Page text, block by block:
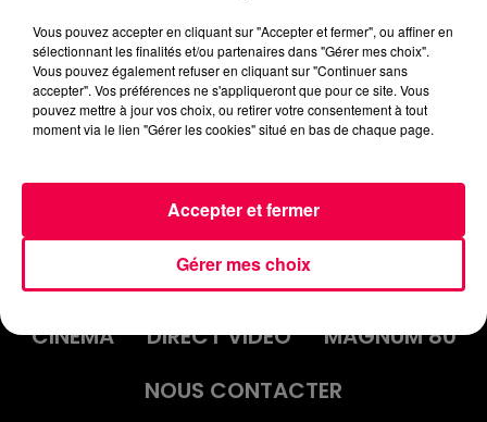
INFOS
AGENDA
JEUX
PODCASTS
CINÉMA
DIRECT VIDÉO
MAGNUM 80
NOUS CONTACTER
Vous pouvez accepter en cliquant sur "Accepter et fermer", ou affiner en
sélectionnant les finalités et/ou partenaires dans "Gérer mes choix".
Vous pouvez également refuser en cliquant sur "Continuer sans
accepter". Vos préférences ne s'appliqueront que pour ce site. Vous
pouvez mettre à jour vos choix, ou retirer votre consentement à tout
moment via le lien "Gérer les cookies" situé en bas de chaque page.
Gérer mes choix
Accepter et fermer